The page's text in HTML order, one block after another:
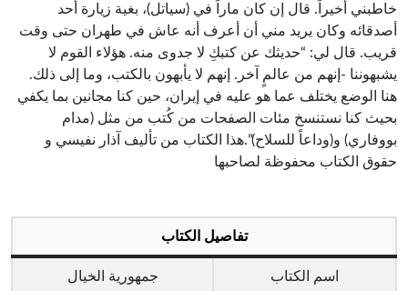
خاطبني أخيراً. قال إن كان ماراً في (سياتل)، بغية زيارة أحد
أصدقائه وكان يريد مني أن أعرف أنه عاش في طهران حتى وقت
قريب. قال لي: “حديثك عن كتبكِ لا جدوى منه. هؤلاء القوم لا
يشبهوننا -إنهم من عالمٍ آخر. إنهم لا يأبهون بالكتب، وما إلى ذلك.
هنا الوضع يختلف عما هو عليه في إيران، حين كنا مجانين بما يكفي
بحيث كنا نستنسخ مئات الصفحات من كُتب من مثل (مدام
بووفاري) و(وداعاً للسلاح)”.هذا الكتاب من تأليف آذار نفيسي و
حقوق الكتاب محفوظة لصاحبها
تفاصيل الكتاب
اسم الكتاب جمهورية الخيال